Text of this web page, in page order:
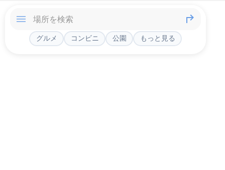
グルメ コンビニ 公園 もっと見る